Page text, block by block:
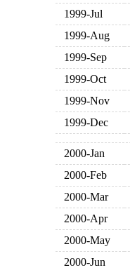
1999-Jul
1999-Aug
1999-Sep
1999-Oct
1999-Nov
1999-Dec
2000-Jan
2000-Feb
2000-Mar
2000-Apr
2000-May
2000-Jun